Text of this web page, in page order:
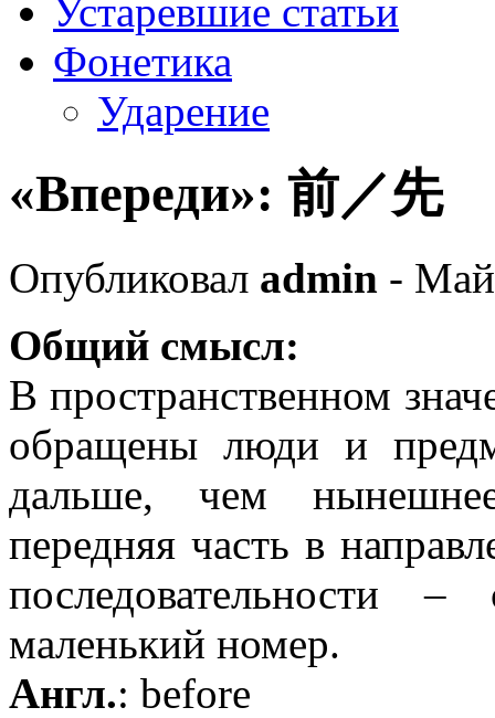
Устаревшие статьи
Фонетика
Ударение
«Впереди»: 前／先
Опубликовал admin -
Общий смысл:
В пространственном
обращены люди и
дальше, чем
передняя часть в
маленький номер.
Англ.: before